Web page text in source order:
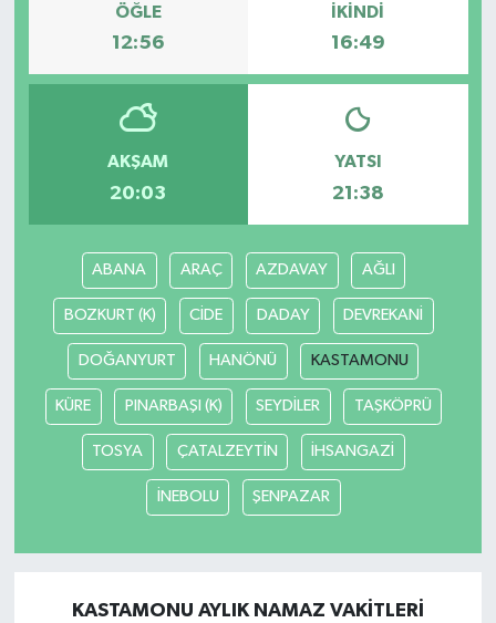
ÖĞLE
12:56
İKINDI
16:49
AKŞAM
20:03
YATSI
21:38
ABANA ARAÇ AZDAVAY AĞLI
BOZKURT (K) CİDE DADAY DEVREKANİ
DOĞANYURT HANÖNÜ KASTAMONU
KÜRE PINARBAŞI (K) SEYDİLER TAŞKÖPRÜ
TOSYA ÇATALZEYTİN İHSANGAZİ
İNEBOLU ŞENPAZAR
KASTAMONU AYLIK NAMAZ VAKITLERI